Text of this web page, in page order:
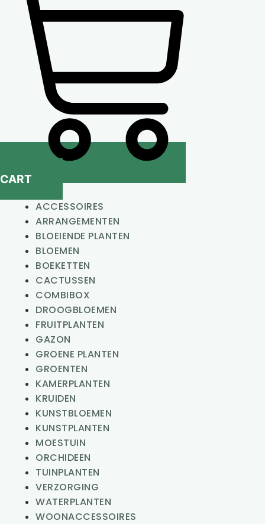
CART
ACCESSOIRES
ARRANGEMENTEN
BLOEIENDE PLANTEN
BLOEMEN
BOEKETTEN
CACTUSSEN
COMBIBOX
DROOGBLOEMEN
FRUITPLANTEN
GAZON
GROENE PLANTEN
GROENTEN
KAMERPLANTEN
KRUIDEN
KUNSTBLOEMEN
KUNSTPLANTEN
MOESTUIN
ORCHIDEEN
TUINPLANTEN
VERZORGING
WATERPLANTEN
WOONACCESSOIRES